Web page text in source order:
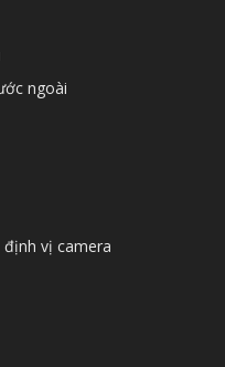
ngoài
vị camera